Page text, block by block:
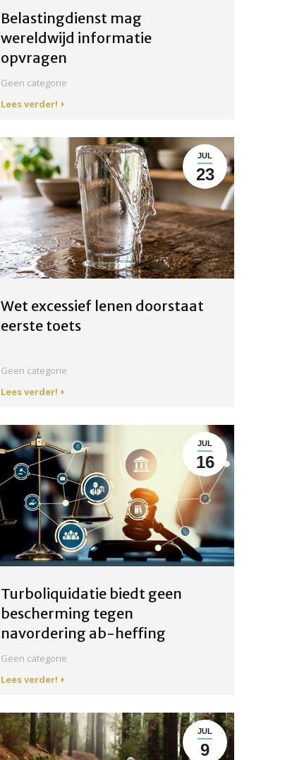
Belastingdienst mag
wereldwijd informatie
opvragen
Geen categorie
Lees verder!
JUL
23
Wet excessief lenen doorstaat
eerste toets
Geen categorie
Lees verder!
JUL
16
Turboliquidatie biedt geen
bescherming tegen
navordering ab-heffing
Geen categorie
Lees verder!
JUL
9